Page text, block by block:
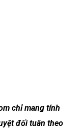
chỉ mang tính
đối tuân theo